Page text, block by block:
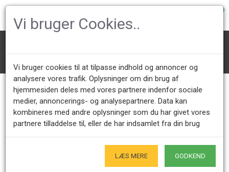
Kundeservice +45 28491875
Mandag - Fredag 9.00 - 17.00
Åbningstider showroom
Kun på forudgående aftale - Hverdage
Vi bruger Cookies..
Vi bruger cookies til at tilpasse indhold og annoncer og
analysere vores trafik. Oplysninger om din brug af
hjemmesiden deles med vores partnere indenfor sociale
medier, annoncerings- og analysepartnere. Data kan
kombineres med andre oplysninger som du har givet vores
partnere tilladdelse til, eller de har indsamlet fra din brug
LÆS MERE GODKEND